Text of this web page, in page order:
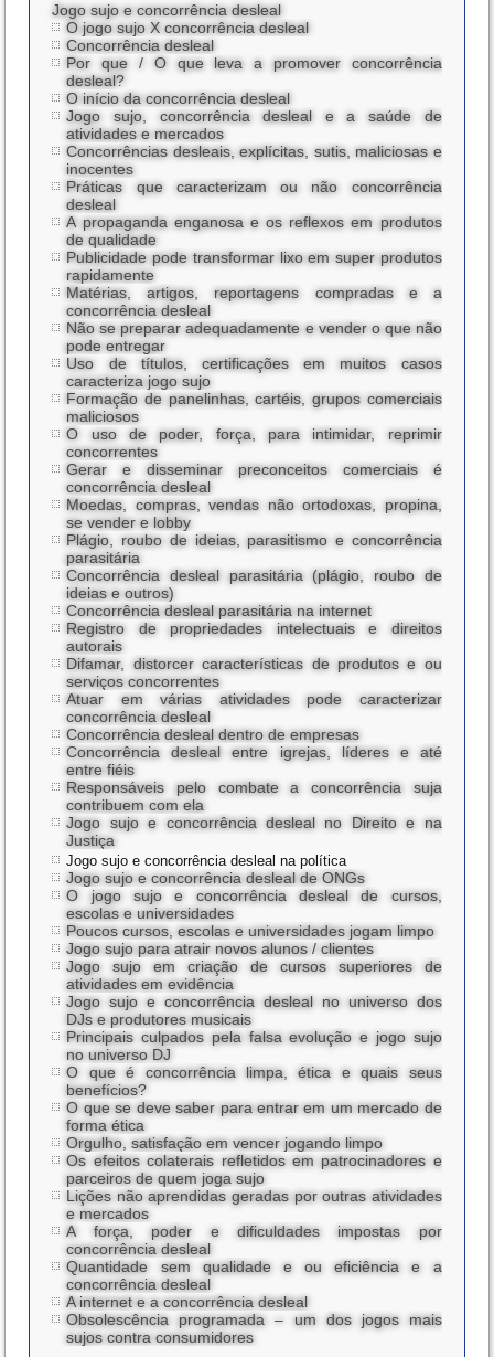
Jogo sujo e concorrência desleal
O jogo sujo X concorrência desleal
Concorrência desleal
Por que / O que leva a promover concorrência
desleal?
O início da concorrência desleal
Jogo sujo, concorrência desleal e a saúde de
atividades e mercados
Concorrências desleais, explícitas, sutis, maliciosas e
inocentes
Práticas que caracterizam ou não concorrência
desleal
A propaganda enganosa e os reflexos em produtos
de qualidade
Publicidade pode transformar lixo em super produtos
rapidamente
Matérias, artigos, reportagens compradas e a
concorrência desleal
Não se preparar adequadamente e vender o que não
pode entregar
Uso de títulos, certificações em muitos casos
caracteriza jogo sujo
Formação de panelinhas, cartéis, grupos comerciais
maliciosos
O uso de poder, força, para intimidar, reprimir
concorrentes
Gerar e disseminar preconceitos comerciais é
concorrência desleal
Moedas, compras, vendas não ortodoxas, propina,
se vender e lobby
Plágio, roubo de ideias, parasitismo e concorrência
parasitária
Concorrência desleal parasitária (plágio, roubo de
ideias e outros)
Concorrência desleal parasitária na internet
Registro de propriedades intelectuais e direitos
autorais
Difamar, distorcer características de produtos e ou
serviços concorrentes
Atuar em várias atividades pode caracterizar
concorrência desleal
Concorrência desleal dentro de empresas
Concorrência desleal entre igrejas, líderes e até
entre fiéis
Responsáveis pelo combate a concorrência suja
contribuem com ela
Jogo sujo e concorrência desleal no Direito e na
Justiça
Jogo sujo e concorrência desleal na política
Jogo sujo e concorrência desleal de ONGs
O jogo sujo e concorrência desleal de cursos,
escolas e universidades
Poucos cursos, escolas e universidades jogam limpo
Jogo sujo para atrair novos alunos / clientes
Jogo sujo em criação de cursos superiores de
atividades em evidência
Jogo sujo e concorrência desleal no universo dos
DJs e produtores musicais
Principais culpados pela falsa evolução e jogo sujo
no universo DJ
O que é concorrência limpa, ética e quais seus
benefícios?
O que se deve saber para entrar em um mercado de
forma ética
Orgulho, satisfação em vencer jogando limpo
Os efeitos colaterais refletidos em patrocinadores e
parceiros de quem joga sujo
Lições não aprendidas geradas por outras atividades
e mercados
A força, poder e dificuldades impostas por
concorrência desleal
Quantidade sem qualidade e ou eficiência e a
concorrência desleal
A internet e a concorrência desleal
Obsolescência programada – um dos jogos mais
sujos contra consumidores